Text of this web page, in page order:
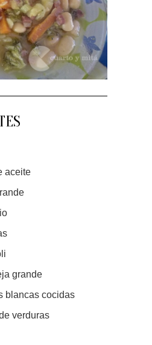
aceite
grande
blancas cocidas
verduras